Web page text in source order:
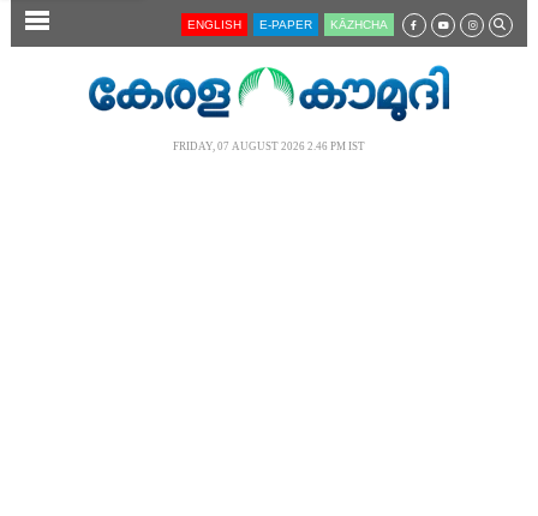
SECTIONS ENGLISH E-PAPER KĀZHCHA
FRIDAY, 07 AUGUST 2026 2.46 PM IST